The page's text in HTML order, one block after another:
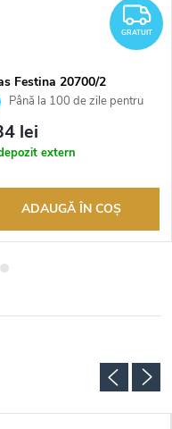
GRATUIT
Festina 20700/2
Până la 100 de zile pentru
bunurilor. Vânzător
lei
extern
ADAUGĂ ÎN COŞ